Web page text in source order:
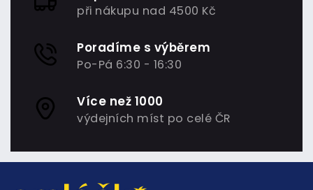
při nákupu nad 4500 Kč
Poradíme s výběrem
Po-Pá 6:30 - 16:30
Více než 1000
výdejních míst po celé ČR